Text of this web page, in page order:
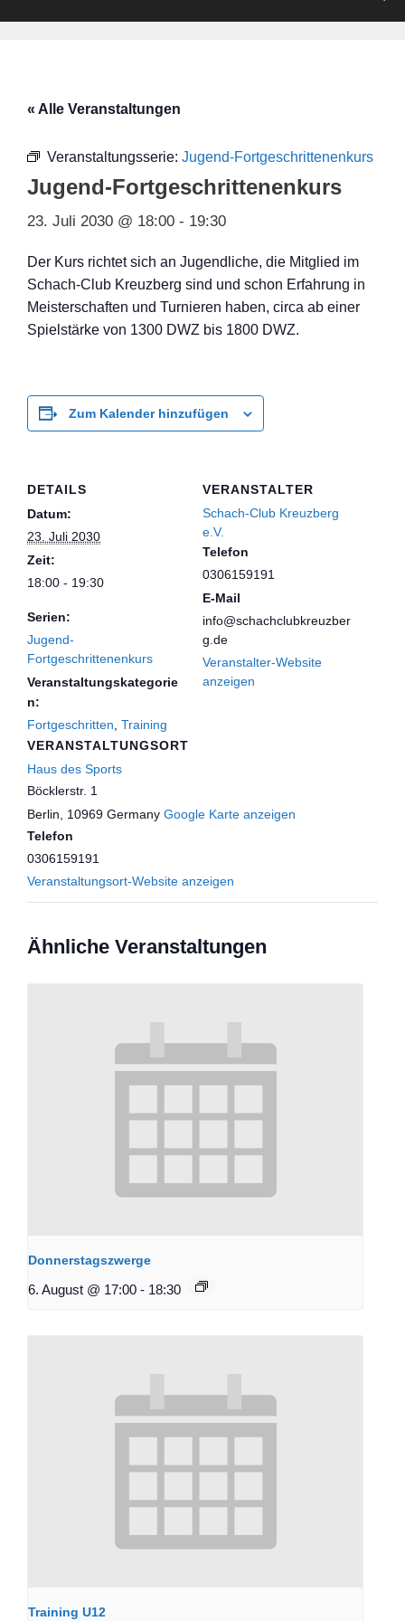
« Alle Veranstaltungen
Veranstaltungsserie: Jugend-Fortgeschrittenenkurs
Jugend-Fortgeschrittenenkurs
23. Juli 2030 @ 18:00 - 19:30
Der Kurs richtet sich an Jugendliche, die Mitglied im
Schach-Club Kreuzberg sind und schon Erfahrung in
Meisterschaften und Turnieren haben, circa ab einer
Spielstärke von 1300 DWZ bis 1800 DWZ.
Zum Kalender hinzufügen
DETAILS
Datum:
23. Juli 2030
Zeit:
18:00 - 19:30
Serien:
Jugend-
Fortgeschrittenenkurs
Veranstaltungskategorie
n:
Fortgeschritten Training
VERANSTALTUNGSORT
Haus des Sports
Böcklerstr. 1
Berlin
10969 Germany Google Karte anzeigen
Telefon
0306159191
Veranstaltungsort-Website anzeigen
VERANSTALTER
Schach-Club Kreuzberg
e.V.
Telefon
0306159191
E-Mail
info@schachclubkreuzber
g.de
Veranstalter-Website
anzeigen
Ähnliche Veranstaltungen
Donnerstagszwerge
6. August @ 17:00 - 18:30
Training U12